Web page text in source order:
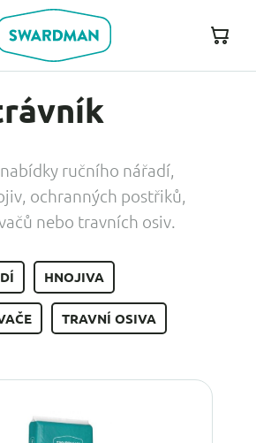
ručního nářadí,
ochranných postřiků,
nebo travních osiv.
HNOJIVA
TRAVNÍ OSIVA